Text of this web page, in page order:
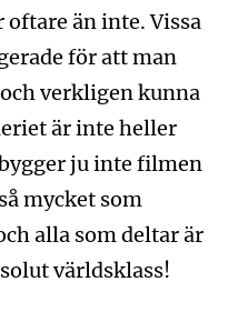
än inte. Vissa
för att man
verkligen kunna
är inte heller
ju inte filmen
mycket som
alla som deltar är
världsklass!